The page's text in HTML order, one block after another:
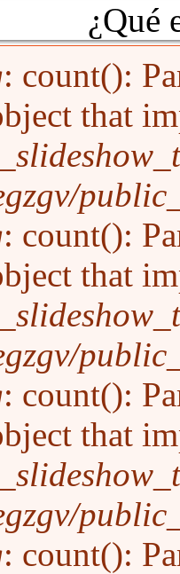
del
: count():
that
: count():
that
: count():
that
: count():